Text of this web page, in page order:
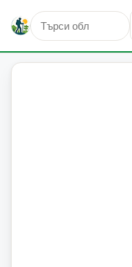
Старозагорски бани